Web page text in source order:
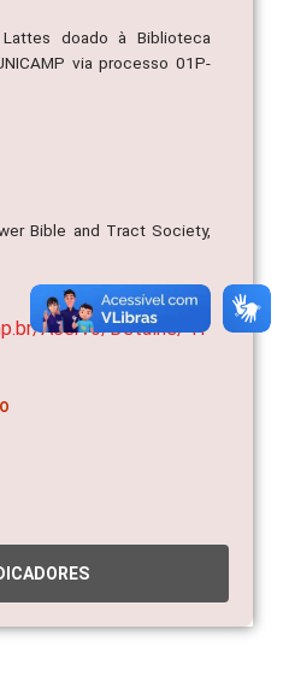
doado à Biblioteca
via processo 01P-
Bible and Tract Society,
Acervo/Detalhe/41